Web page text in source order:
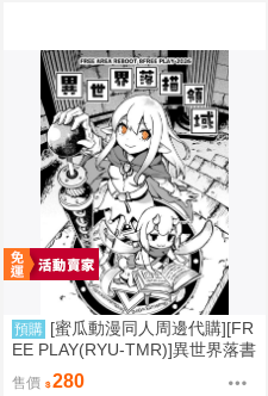
預購 [蜜瓜動漫同人周邊代購][FR
EE PLAY(RYU-TMR)]異世界落書
領域(同人誌)
售價 280